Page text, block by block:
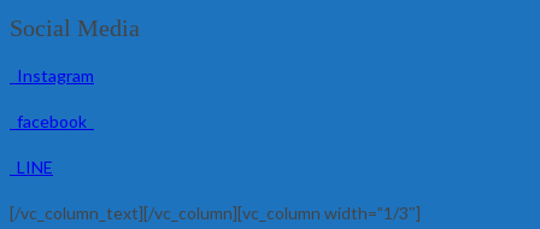
Social Media
Instagram
facebook
LINE
[/vc_column_text][/vc_column][vc_column width=”1/3″]